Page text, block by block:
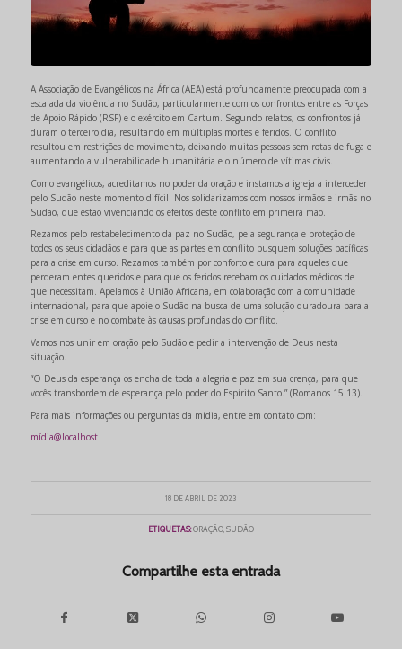
A Associação de Evangélicos na África (AEA) está profundamente preocupada com a
escalada da violência no Sudão, particularmente com os confrontos entre as Forças
de Apoio Rápido (RSF) e o exército em Cartum. Segundo relatos, os confrontos já
duram o terceiro dia, resultando em múltiplas mortes e feridos. O conflito
resultou em restrições de movimento, deixando muitas pessoas sem rotas de fuga e
aumentando a vulnerabilidade humanitária e o número de vítimas civis.
Como evangélicos, acreditamos no poder da oração e instamos a igreja a interceder
pelo Sudão neste momento difícil. Nos solidarizamos com nossos irmãos e irmãs no
Sudão, que estão vivenciando os efeitos deste conflito em primeira mão.
Rezamos pelo restabelecimento da paz no Sudão, pela segurança e proteção de
todos os seus cidadãos e para que as partes em conflito busquem soluções pacíficas
para a crise em curso. Rezamos também por conforto e cura para aqueles que
perderam entes queridos e para que os feridos recebam os cuidados médicos de
que necessitam. Apelamos à União Africana, em colaboração com a comunidade
internacional, para que apoie o Sudão na busca de uma solução duradoura para a
crise em curso e no combate às causas profundas do conflito.
Vamos nos unir em oração pelo Sudão e pedir a intervenção de Deus nesta
situação.
“O Deus da esperança os encha de toda a alegria e paz em sua crença, para que
vocês transbordem de esperança pelo poder do Espírito Santo.” (Romanos 15:13).
Para mais informações ou perguntas da mídia, entre em contato com:
mídia@localhost
18 DE ABRIL DE 2023
ETIQUETAS:ORAÇÃO, SUDÃO
Compartilhe esta entrada